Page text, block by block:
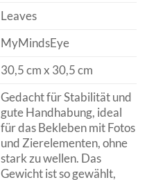
Leaves
MyMindsEye
30,5 cm x 30,5 cm
Gedacht für Stabilität und
gute Handhabung, ideal
für das Bekleben mit Fotos
und Zierelementen, ohne
stark zu wellen. Das
Gewicht ist so gewählt,